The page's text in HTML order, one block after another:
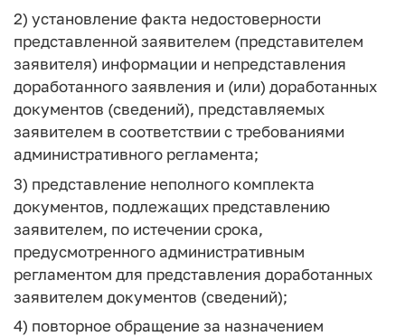
2) установление факта недостоверности
представленной заявителем (представителем
заявителя) информации и непредставления
доработанного заявления и (или) доработанных
документов (сведений), представляемых
заявителем в соответствии с требованиями
административного регламента;
3) представление неполного комплекта
документов, подлежащих представлению
заявителем, по истечении срока,
предусмотренного административным
регламентом для представления доработанных
заявителем документов (сведений);
4) повторное обращение за назначением